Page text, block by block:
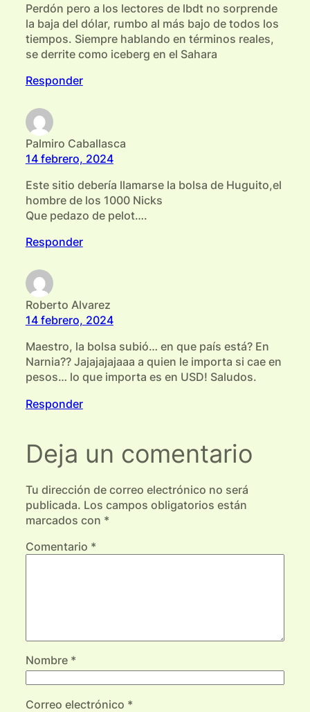
Perdón pero a los lectores de lbdt no sorprende
la baja del dólar, rumbo al más bajo de todos los
tiempos. Siempre hablando en términos reales,
se derrite como iceberg en el Sahara
Responder
Palmiro Caballasca
14 febrero, 2024
Este sitio debería llamarse la bolsa de Huguito,el
hombre de los 1000 Nicks
Que pedazo de pelot….
Responder
Roberto Alvarez
14 febrero, 2024
Maestro, la bolsa subió… en que país está? En
Narnia?? Jajajajajaaa a quien le importa si cae en
pesos… lo que importa es en USD! Saludos.
Responder
Deja un comentario
Tu dirección de correo electrónico no será
publicada. Los campos obligatorios están
marcados con *
Comentario *
Nombre *
Correo electrónico *